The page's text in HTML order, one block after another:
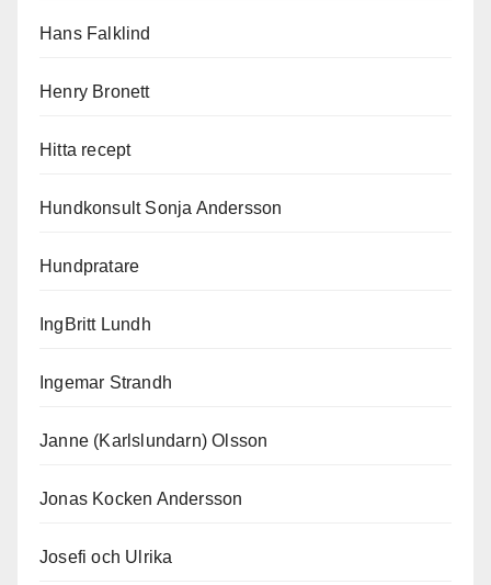
Hans Falklind
Henry Bronett
Hitta recept
Hundkonsult Sonja Andersson
Hundpratare
IngBritt Lundh
Ingemar Strandh
Janne (Karlslundarn) Olsson
Jonas Kocken Andersson
Josefi och Ulrika